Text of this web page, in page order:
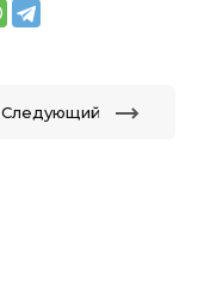
Следующий